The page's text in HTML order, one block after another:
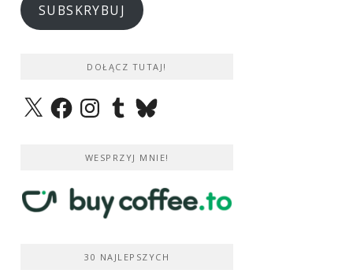
SUBSKRYBUJ
DOŁĄCZ TUTAJ!
X FacebookInstagramTumblrBluesky
WESPRZYJ MNIE!
30 NAJLEPSZYCH